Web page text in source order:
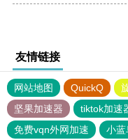
友情链接
网站地图 QuickQ
坚果加速器
tiktok加速
免费vqn外网加速
小蓝